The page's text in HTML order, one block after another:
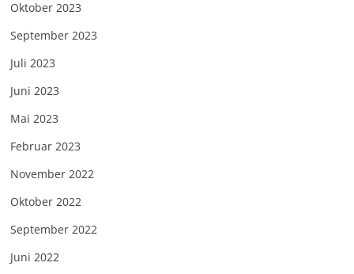
Oktober 2023
September 2023
Juli 2023
Juni 2023
Mai 2023
Februar 2023
November 2022
Oktober 2022
September 2022
Juni 2022